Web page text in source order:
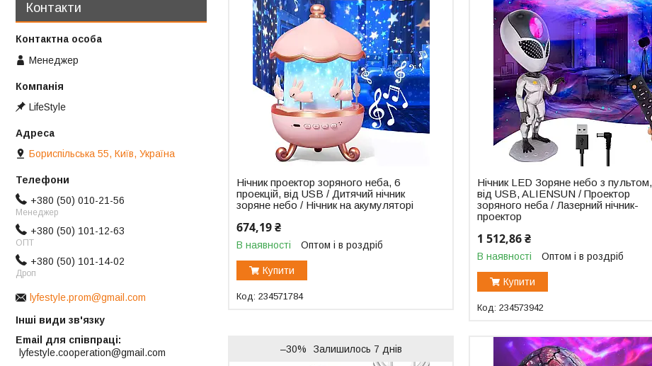
Нічник проектор зоряного неба, 6
проекцій, від USB / Дитячий нічник
зоряне небо / Нічник на акумуляторі
674,19 ₴
В наявності Оптом і в роздріб
Купити
234571784
Нічник LED Зоряне небо з пультом,
від USB, ALIENSUN / Проектор
зоряного неба / Лазерний нічник-
проектор
1 512,86 ₴
В наявності Оптом і в роздріб
Купити
234573942
–30% Залишилось 7 днів
Контакти
Менеджер
LifeStyle
Бориспільська 55, Київ, Україна
+380 (50) 010-21-56
Менеджер
+380 (50) 101-12-63
ОПТ
+380 (50) 101-14-02
Дроп
lyfestyle.prom@gmail.com
Інші види зв'язку
Email для співпраці
lyfestyle.cooperation@gmail.com